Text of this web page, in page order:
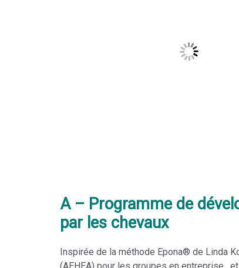
A – Programme de
par les chevaux
Inspirée de la méthode Epona® de Linda